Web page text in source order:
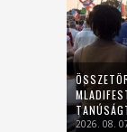
2026. 08.